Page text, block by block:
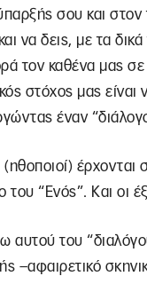
σου και στον
να δεις, με τα
τον καθένα μας σε
στόχος μας
έναν
έρχονται
του “Ενός”. Και οι
αυτού του
–αφαιρετικό